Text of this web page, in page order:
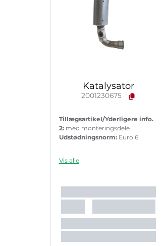
Katalysator
2001230675
Tillægsartikel/Yderligere info.
2:med monteringsdele
Udstødningsnorm:Euro 6
Vis alle